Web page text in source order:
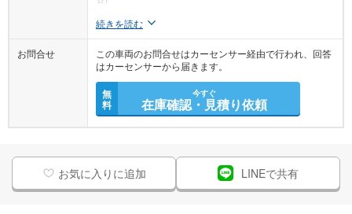
この車両のお問合せはカーセンサー経由で行われ、回答
はカーセンサーから届きます。
無
料
今すぐ
在庫確認・見積り依頼
お気に入りに追加 LINEで共有